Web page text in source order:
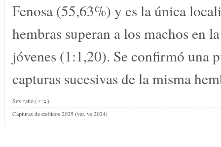
Fenosa (55,63%) y es la única
hembras superan a los machos en
jóvenes (1:1,20). Se confirmó una
capturas sucesivas de la misma
Sex-ratio (♂:♀)
Capturas de exóticos 2025 (var. vs 2024)